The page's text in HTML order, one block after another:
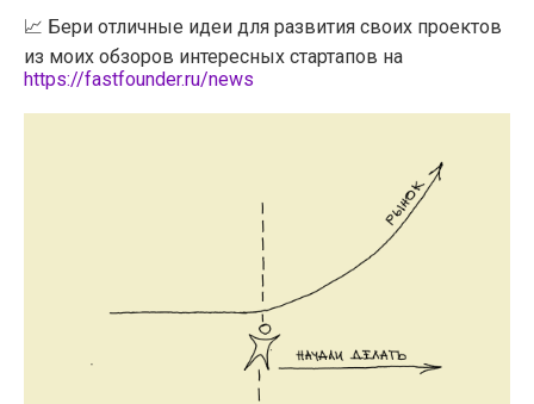
📈 Бери отличные идеи для развития своих проектов
из моих обзоров интересных стартапов на
https://fastfounder.ru/news